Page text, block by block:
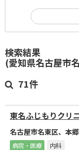
検索結果
(愛知県名古屋市
71件
東名ふじもりクリ
名古屋市名東区、本
病院・医療 内科